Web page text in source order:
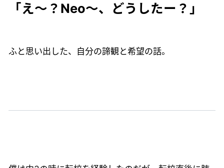
「え～？Neo～、どうしたー？」
ふと思い出した、自分の諦観と希望の話。